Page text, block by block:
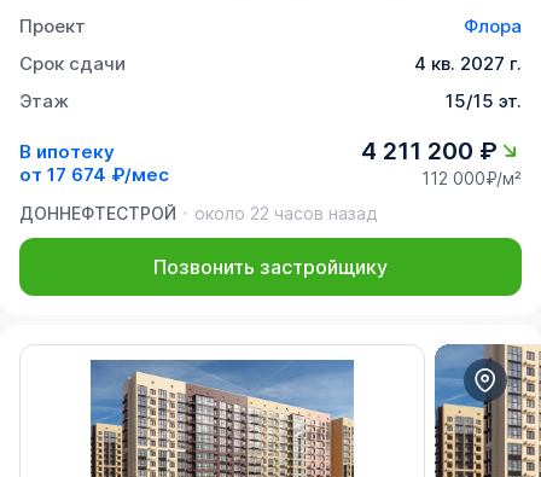
Проект
Флора
Срок сдачи
4 кв. 2027 г.
Этаж
15/15 эт.
В ипотеку
от 17 674 ₽/мес
4 211 200 ₽
112 000₽/м²
ДОННЕФТЕСТРОЙ
около 22 часов назад
Позвонить застройщику